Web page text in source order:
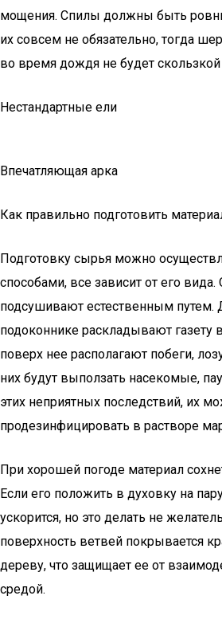
мощения. Спилы должны быть
их совсем не обязательно, тогда
во время дождя не будет скользкой
Нестандартные ели
Впечатляющая арка
Как правильно подготовить
Подготовку сырья можно
способами, все зависит от его
подсушивают естественным путем.
подоконнике раскладывают газету
поверх нее располагают побеги,
них будут выползать насекомые,
этих неприятных последствий, их
продезинфицировать в растворе
При хорошей погоде материал
Если его положить в духовку на
ускорится, но это делать не
поверхность ветвей покрывается
дереву, что защищает ее от
средой.